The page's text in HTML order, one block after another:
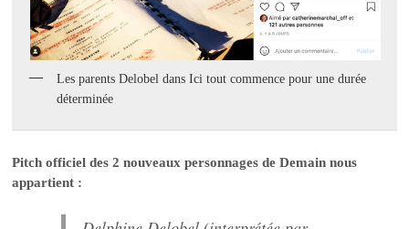
Les parents Delobel dans Ici tout commence pour une durée
déterminée
Pitch officiel des 2 nouveaux personnages de Demain nous
appartient :